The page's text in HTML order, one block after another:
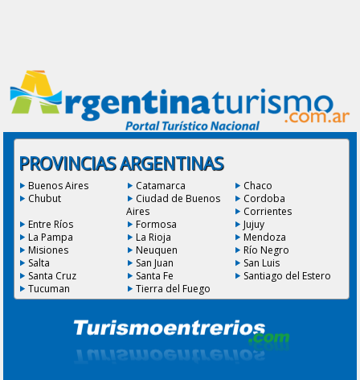
PROVINCIAS ARGENTINAS
Buenos Aires Catamarca
Chaco
Chubut
Ciudad de Buenos
Aires
Cordoba
Corrientes
Entre Ríos
Formosa
Jujuy
La Pampa
La Rioja
Mendoza
Misiones
Neuquen
Río Negro
Salta
San Juan
San Luis
Santa Cruz
Santa Fe
Santiago del Estero
Tucuman
Tierra del Fuego